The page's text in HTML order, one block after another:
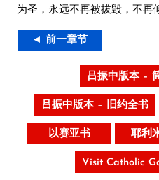
为圣，永远不再被拔毁，不再
◄ 前一章节
吕振中版本 –
吕振中版本 – 旧约全书
以赛亚书 耶利
Visit Catholic